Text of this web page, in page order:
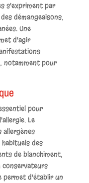
s'expriment par
démangeaisons,
Une
d'agir
notamment pour
pour
Le
allergènes
des
de blanchiment,
permet d'établir un